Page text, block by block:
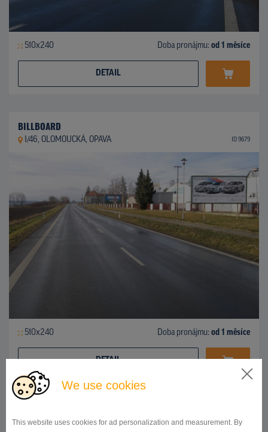
We use cookies
This website uses cookies for ad personalization and measurement. By
510x240 Doba pronájmu: od 1 měsíce
DETAIL
BILLBOARD
I/46, OLOMOUCKÁ, OPAVA ID 9679
510x240 Doba pronájmu: od 1 měsíce
DETAIL
ROLNICKÁ, OPAVA ID 9719